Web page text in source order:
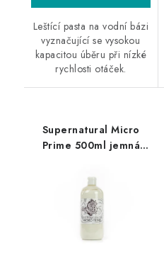
Leštící pasta na vodní bázi
vyznačující se vysokou
kapacitou úběru při nízké
rychlosti otáček.
Supernatural Micro
Prime 500ml jemná